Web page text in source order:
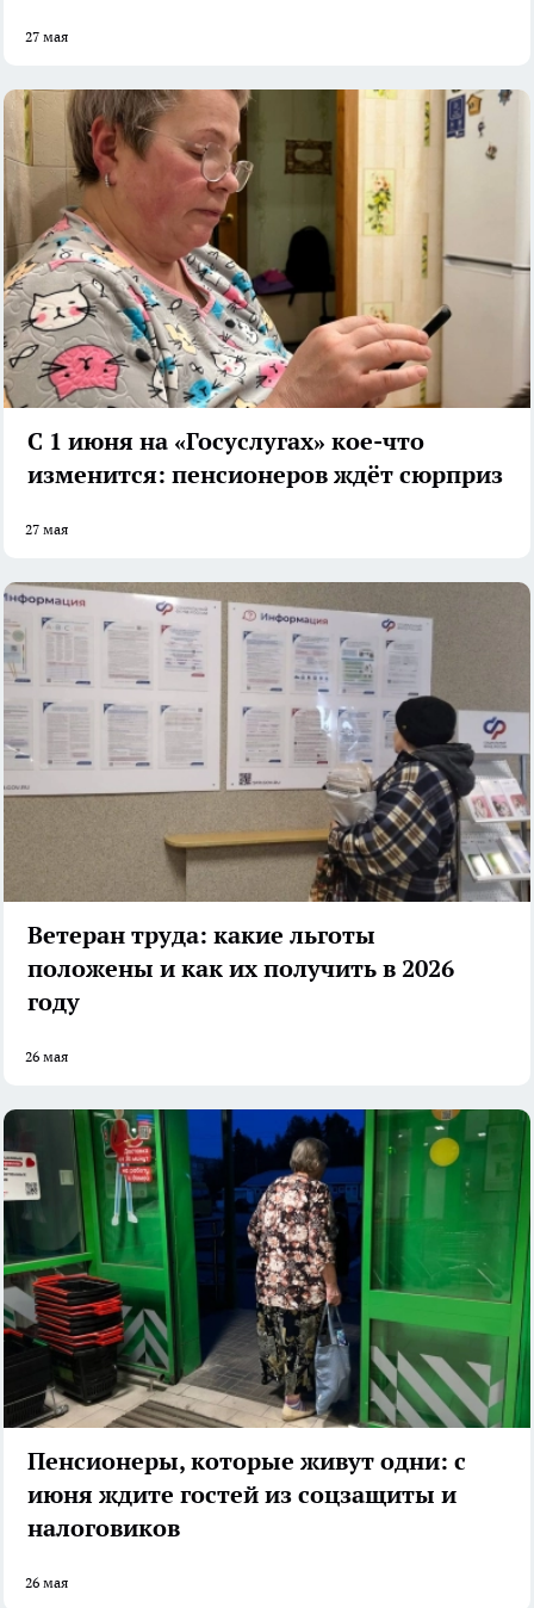
27 мая
С 1 июня на «Госуслугах» кое-что
изменится: пенсионеров ждёт сюрприз
27 мая
Ветеран труда: какие льготы
положены и как их получить в 2026
году
26 мая
Пенсионеры, которые живут одни: с
июня ждите гостей из соцзащиты и
налоговиков
26 мая